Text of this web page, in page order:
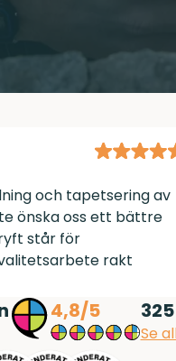
i väggen. Mycket
från beställning till
full belåtenhet.
4,8/5 325
Se